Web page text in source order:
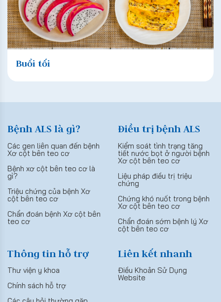
Buổi tối
Bệnh ALS là gì?
Các gen liên quan đến bệnh
Xơ cột bên teo cơ
Bệnh xơ cột bên teo cơ là
gì?
Triệu chứng của bệnh Xơ
cột bên teo cơ
Chẩn đoán bệnh Xơ cột bên
teo cơ
Điều trị bệnh ALS
Kiểm soát tình trạng tăng
tiết nước bọt ở người bệnh
Xơ cột bên teo cơ
Liệu pháp điều trị triệu
chứng
Chứng khó nuốt trong bệnh
Xơ cột bên teo cơ
Chẩn đoán sớm bệnh lý Xơ
cột bên teo cơ
Thông tin hỗ trợ
Thư viện y khoa
Chính sách hỗ trợ
Liên kết nhanh
Điều Khoản Sử Dụng
Website